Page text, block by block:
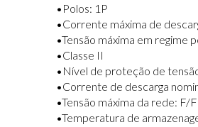
•Polos: 1P
•Corrente máxima de
•Tensão máxima em regime
•Classe II
•Nível de proteção de
•Corrente de descarga
•Tensão máxima da rede:
•Temperatura de